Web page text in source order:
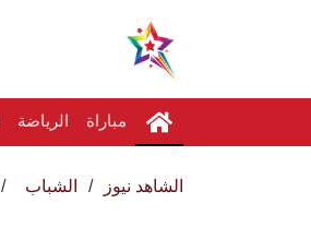
مباراة الرياضة
الشاهد نيوز الشباب